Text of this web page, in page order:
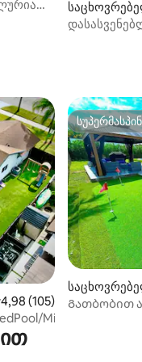
შეფასებაა
4,98 (105)
MiniGolf
Გათბობით